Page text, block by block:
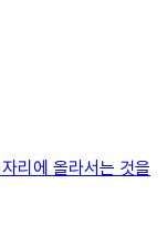
리에 올라서는 것을